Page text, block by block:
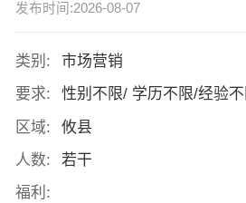
发布时间:2026-08-07
类别:
市场营销
要求:
性别不限/ 学历不限/经验
区域:
攸县
人数:
若干
福利: